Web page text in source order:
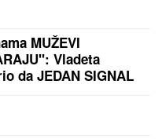
MUŽEVI
Vladeta
da JEDAN SIGNAL